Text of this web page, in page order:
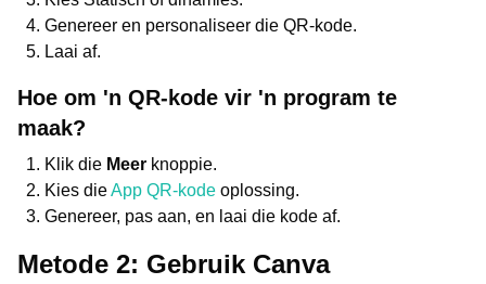
Genereer en personaliseer die QR-kode.
Laai af.
Hoe om 'n QR-kode vir 'n program te
maak?
Klik die Meer knoppie.
Kies dieApp QR-kode oplossing.
Genereer, pas aan, en laai die kode af.
Metode 2: Gebruik Canva